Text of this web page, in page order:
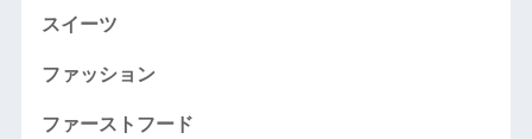
スイーツ
ファッション
ファーストフード